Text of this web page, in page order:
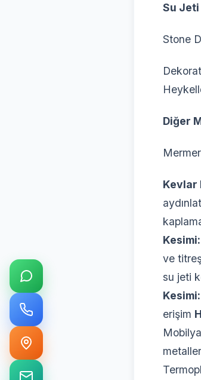
Su Jeti
Stone
Diğer
Kevlar
Kesimi:
ve
su jeti
Kesimi:
erişim